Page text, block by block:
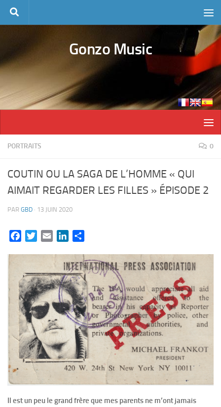
Skip to content
Gonzo Music
PORTRAITS 0
COUTIN OU LA SAGA DE L’HOMME « QUI
AIMAIT REGARDER LES FILLES » ÉPISODE 2
PAR GBD · 13 JUIN 2020
FacebookTwitterEmail LinkedIn
Il est un peu le grand frère que mes parents ne m’ont jamais